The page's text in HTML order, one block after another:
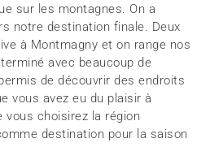
sur les montagnes. On a
notre destination finale. Deux
à Montmagny et on range nos
avec beaucoup de
de découvrir des endroits
vous avez eu du plaisir à
vous choisirez la région
destination pour la saison